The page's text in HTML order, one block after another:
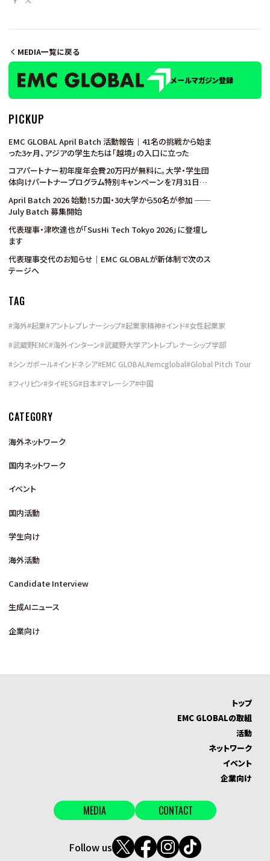
MEDIA一覧に戻る
メールマガジン登録
PICKUP
EMC GLOBAL April Batch 活動報告｜41名の挑戦から始ま
った3ヶ月、アジアの学生たちは「越境」の入口に立った
コアパートナー初年度年会費20万円が無料に。大学・学生団
体向けパートナープログラム特別キャンペーンを7月31日ま
April Batch 2026 始動！5カ国・30大学から50名が参加 ──
July Batch 募集開始
代表理事・津吹達也が「SusHi Tech Tokyo 2026」に登壇し
ます
代表理事交代のお知らせ｜EMC GLOBALが新体制で次のス
テージへ
TAG
#海外#起業#アントレプレナーシップ#起業家精神#インド#女性起業家
#武蔵野EMC#海外インターン#武蔵野大学アントレプレナーシップ学部
#シンガポール#インドネシア#EMC GLOBAL#emcglobal#Global Pitch Tour
#フィリピン#タイ#ESG#日本#マレーシア#中国
CATEGORY
海外ネットワーク
国内ネットワーク
イベント
国内活動
学生向け
海外活動
Candidate Interview
生成AIニュース
企業向け
トップ
EMC GLOBALの取組
活動
ネットワーク
イベント
企業向け
MEDIA CONTACT
Follow us